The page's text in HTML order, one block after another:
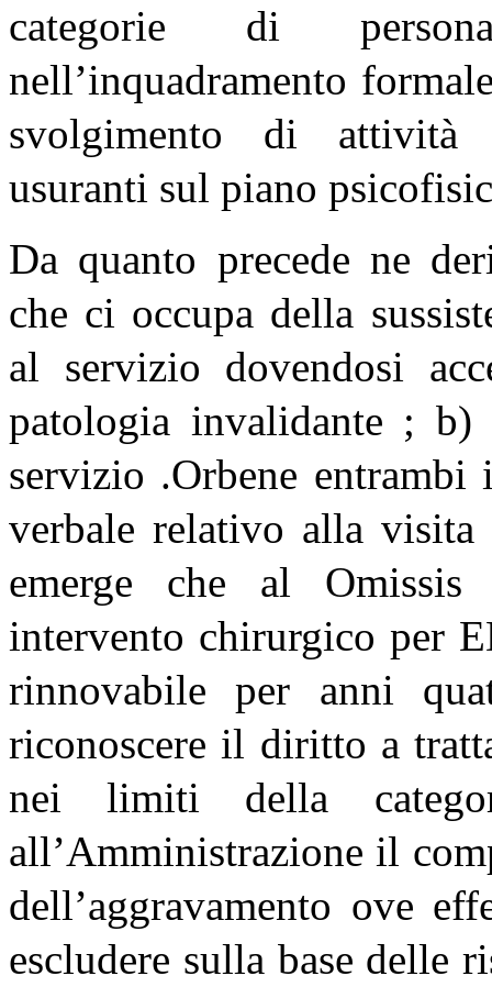
categorie di
nell’inquadramento
svolgimento di attività
usuranti sul piano
Da quanto precede ne
che ci occupa della
al servizio dovendosi
patologia invalidante ;
servizio .Orbene
verbale relativo alla
emerge che al
intervento chirurgico per
rinnovabile per anni
riconoscere il diritto a
nei limiti della
all’Amministrazione il
dell’aggravamento ove
escludere sulla base delle